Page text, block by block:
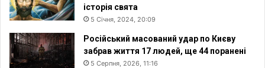
історія свята
5 Січня, 2024, 20:09
Російський масований удар по Києву
забрав життя 17 людей, ще 44 поранені
5 Серпня, 2026, 11:16